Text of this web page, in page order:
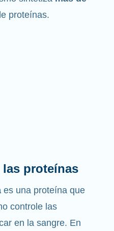
proteínas.
proteínas
es una proteína que
controle las
en la sangre. En